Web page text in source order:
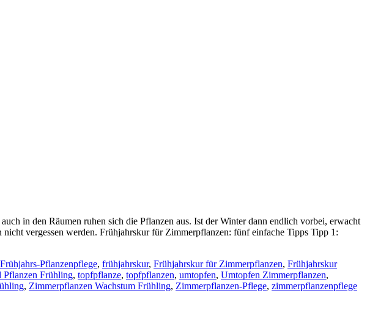
in den Räumen ruhen sich die Pflanzen aus. Ist der Winter dann endlich vorbei, erwacht
vergessen werden. Frühjahrskur für Zimmerpflanzen: fünf einfache Tipps Tipp 1:
Frühjahrs-Pflanzenpflege, frühjahrskur, Frühjahrskur für Zimmerpflanzen, Frühjahrskur
Pflanzen Frühling, topfpflanze, topfpflanzen, umtopfen, Umtopfen Zimmerpflanzen,
, Zimmerpflanzen Wachstum Frühling, Zimmerpflanzen-Pflege, zimmerpflanzenpflege